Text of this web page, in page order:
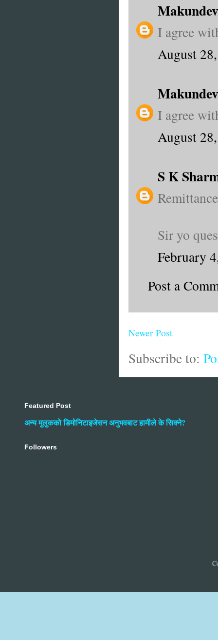
I agree
August
I agree
August
S K
Sir yo
February
Post a
Newer Post
Subscribe to:
Featured Post
अन्य मुलुकको डिमोनिटाइजेसन अनुभवबाट हामीले के सिक्ने?
Followers